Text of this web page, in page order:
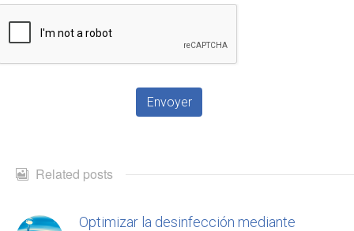
Related posts
Optimizar la desinfección mediante